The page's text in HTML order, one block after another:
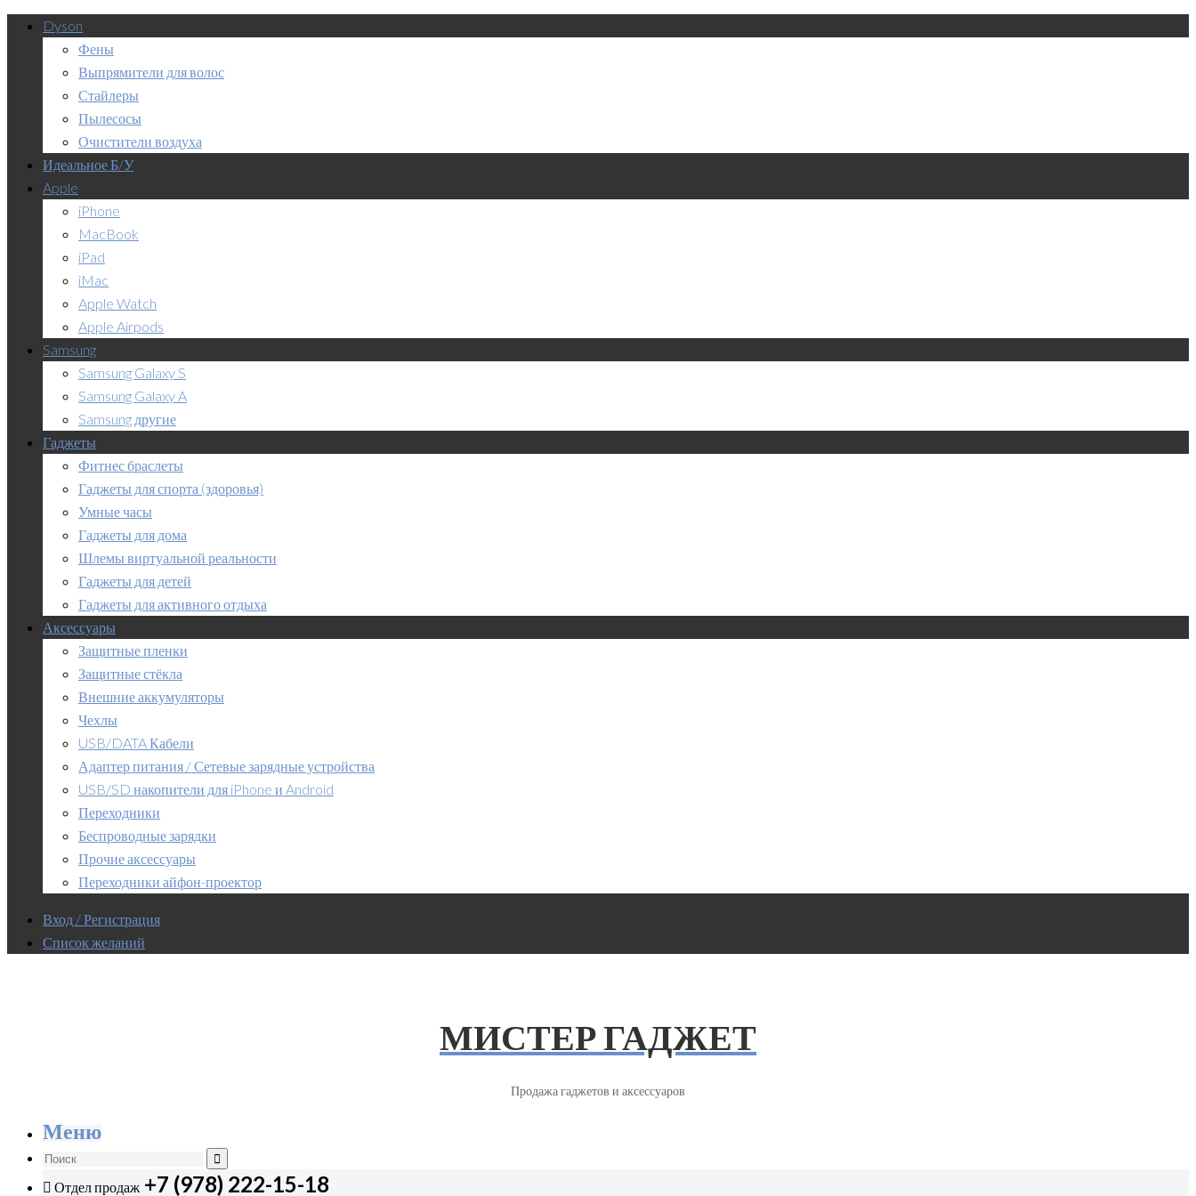
Dyson
Фены
Выпрямители для волос
Стайлеры
Пылесосы
Очистители воздуха
Идеальное Б/У
Apple
iPhone
MacBook
iPad
iMac
Apple Watch
Apple Airpods
Samsung
Samsung Galaxy S
Samsung Galaxy A
Samsung другие
Гаджеты
Фитнес браслеты
Гаджеты для спорта (здоровья)
Умные часы
Гаджеты для дома
Шлемы виртуальной реальности
Гаджеты для детей
Гаджеты для активного отдыха
Аксессуары
Защитные пленки
Защитные стёкла
Внешние аккумуляторы
Чехлы
USB/DATA Кабели
Адаптер питания / Сетевые зарядные устройства
USB/SD накопители для iPhone и Android
Переходники
Беспроводные зарядки
Прочие аксессуары
Переходники айфон-проектор
Вход / Регистрация
Список желаний
МИСТЕР ГАДЖЕТ
Продажа гаджетов и аксессуаров
Меню
Отдел продаж +7 (978) 222-15-18